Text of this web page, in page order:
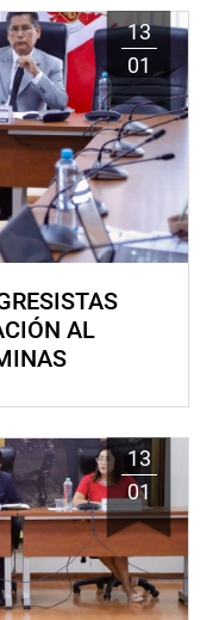
13
01
AL
13
01